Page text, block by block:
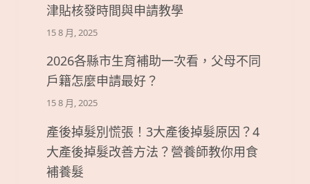
津貼核發時間與申請教學
15 8 月, 2025
2026各縣市生育補助一次看，父母不同
戶籍怎麼申請最好？
15 8 月, 2025
產後掉髮別慌張！3大產後掉髮原因？4
大產後掉髮改善方法？營養師教你用食
補養髮